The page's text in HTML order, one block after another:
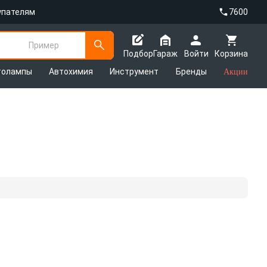
7600
Пример
Подбор
Корзина
Гараж
Войти
Автохимия Инструмент Бренды Акции